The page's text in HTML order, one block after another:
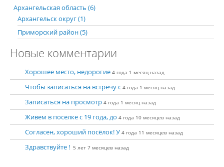
Архангельская область (6)
Архангельск округ (1)
Приморский район (5)
Новые комментарии
Хорошее место, недорогие 4 года 1 месяц назад
Чтобы записаться на встречу с 4 года 1 месяц назад
Записаться на просмотр 4 года 1 месяц назад
Живем в поселке с 19 года, до 4 года 10 месяцев назад
Согласен, хороший посёлок! У 4 года 11 месяцев назад
Здравствуйте ! 5 лет 7 месяцев назад